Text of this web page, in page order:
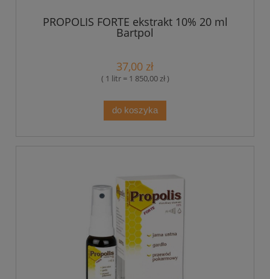
PROPOLIS FORTE ekstrakt 10% 20 ml
Bartpol
37,00 zł
( 1 litr = 1 850,00 zł )
do koszyka